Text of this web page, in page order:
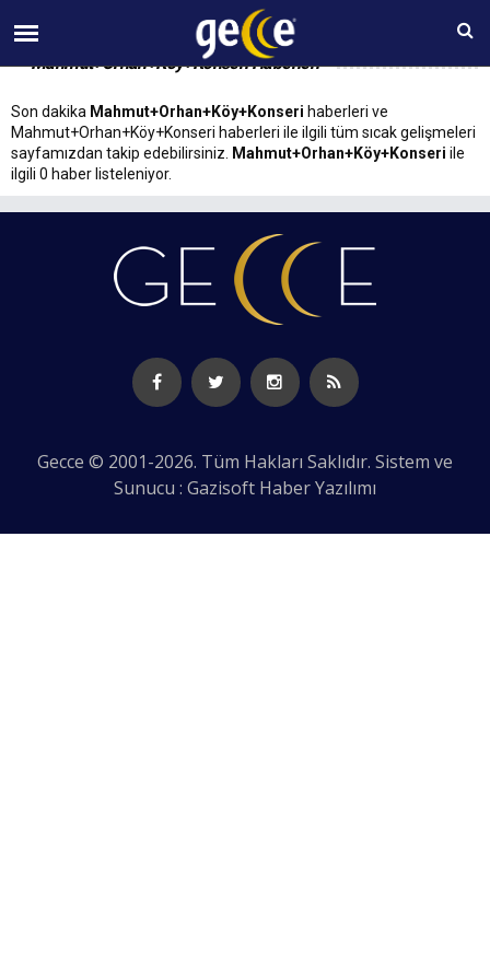
10 AĞUSTOS Pazartesi 09:57
Mahmut+Orhan+Köy+Konseri Haberleri
Son dakika Mahmut+Orhan+Köy+Konseri haberleri ve
Mahmut+Orhan+Köy+Konseri haberleri ile ilgili tüm sıcak gelişmeleri
sayfamızdan takip edebilirsiniz.
Mahmut+Orhan+Köy+Konseri ile
ilgili 0 haber listeleniyor.
Gecce © 2001-2026. Tüm Hakları Saklıdır. Sistem ve
Sunucu : Gazisoft Haber Yazılımı